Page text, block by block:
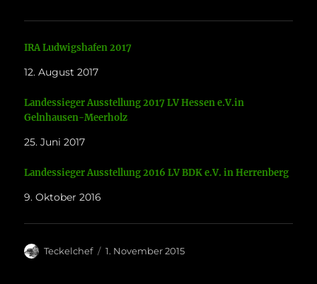
IRA Ludwigshafen 2017
12. August 2017
Landessieger Ausstellung 2017 LV Hessen e.V.in
Gelnhausen-Meerholz
25. Juni 2017
Landessieger Ausstellung 2016 LV BDK e.V. in Herrenberg
9. Oktober 2016
Autor
Teckelchef
Veröffentlicht
1. November 2015